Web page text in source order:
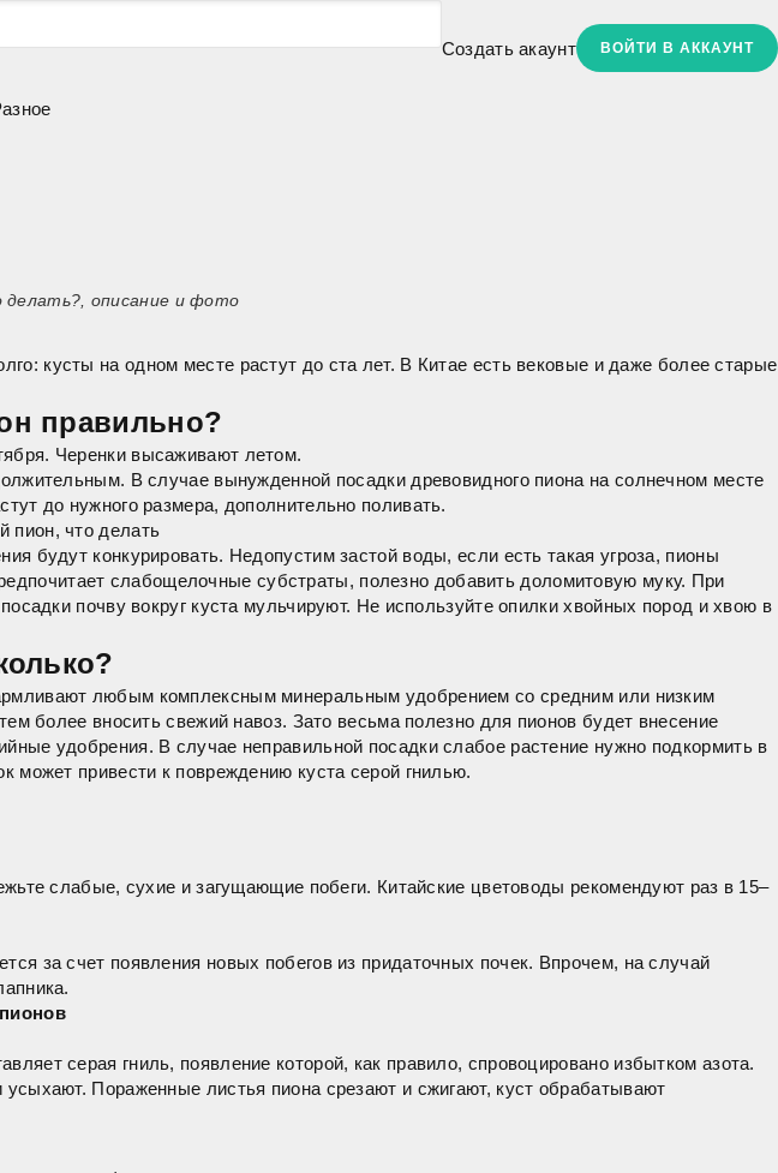
Создать акаунт ВОЙТИ В АККАУНТ
описание и фото
кусты на одном месте растут до ста лет. В Китае есть вековые и даже более старые
правильно?
Черенки высаживают летом.
В случае вынужденной посадки древовидного пиона на солнечном месте
до нужного размера, дополнительно поливать.
будут конкурировать. Недопустим застой воды, если есть такая угроза, пионы
слабощелочные субстраты, полезно добавить доломитовую муку. При
почву вокруг куста мульчируют. Не используйте опилки хвойных пород и хвою в
любым комплексным минеральным удобрением со средним или низким
более вносить свежий навоз. Зато весьма полезно для пионов будет внесение
удобрения. В случае неправильной посадки слабое растение нужно подкормить в
может привести к повреждению куста серой гнилью.
слабые, сухие и загущающие побеги. Китайские цветоводы рекомендуют раз в 15–
за счет появления новых побегов из придаточных почек. Впрочем, на случай
серая гниль, появление которой, как правило, спровоцировано избытком азота.
Пораженные листья пиона срезают и сжигают, куст обрабатывают